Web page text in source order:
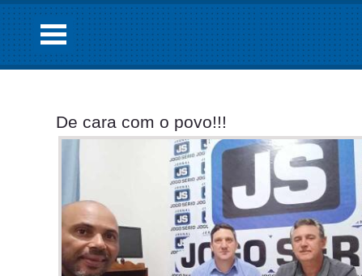
De cara com o povo!!!